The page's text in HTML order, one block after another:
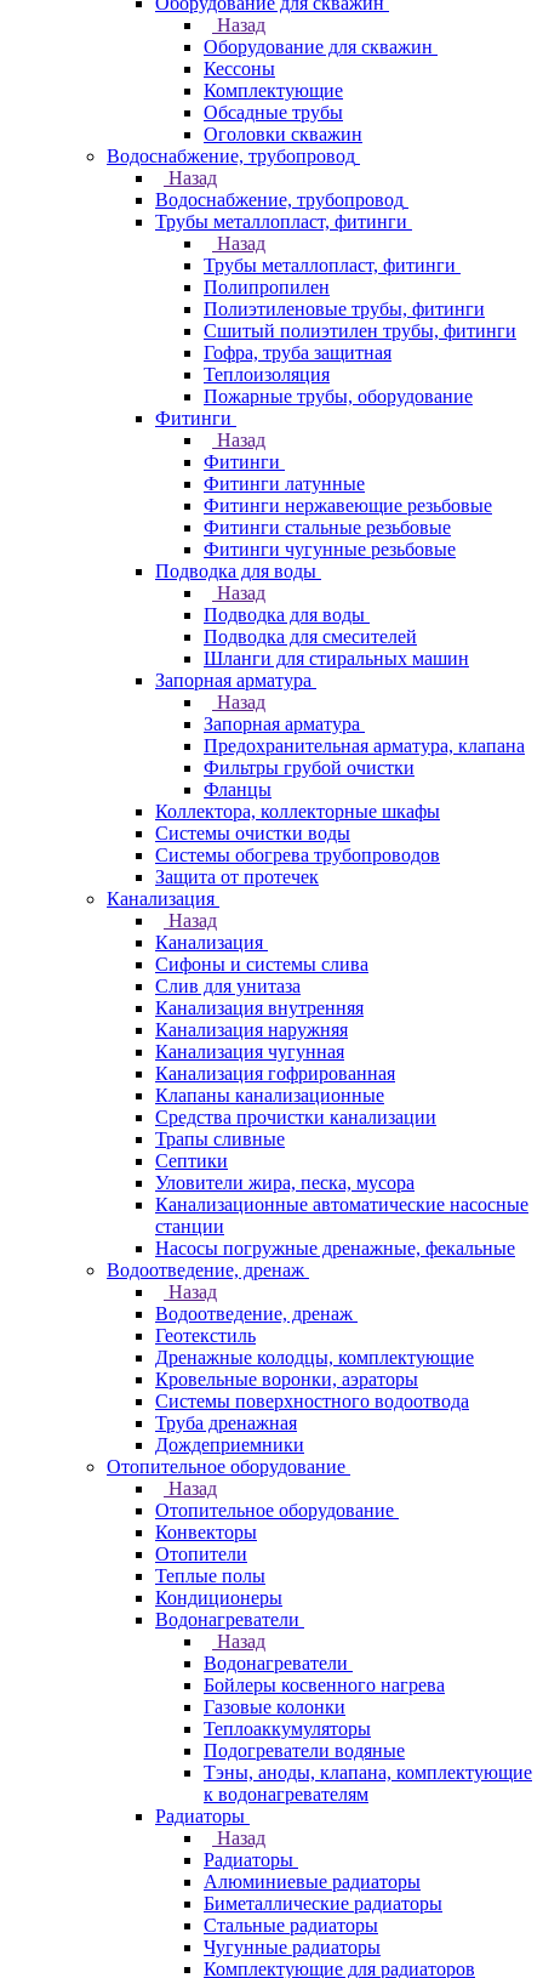
Назад
Оборудование для скважин
Кессоны
Комплектующие
Обсадные трубы
Оголовки скважин
Водоснабжение, трубопровод
Назад
Водоснабжение, трубопровод
Трубы металлопласт, фитинги
Назад
Трубы металлопласт, фитинги
Полипропилен
Полиэтиленовые трубы, фитинги
Сшитый полиэтилен трубы, фитинги
Гофра, труба защитная
Теплоизоляция
Пожарные трубы, оборудование
Фитинги
Назад
Фитинги
Фитинги латунные
Фитинги нержавеющие резьбовые
Фитинги стальные резьбовые
Фитинги чугунные резьбовые
Подводка для воды
Назад
Подводка для воды
Подводка для смесителей
Шланги для стиральных машин
Запорная арматура
Назад
Запорная арматура
Предохранительная арматура, клапана
Фильтры грубой очистки
Фланцы
Коллектора, коллекторные шкафы
Системы очистки воды
Системы обогрева трубопроводов
Защита от протечек
Канализация
Назад
Канализация
Сифоны и системы слива
Слив для унитаза
Канализация внутренняя
Канализация наружняя
Канализация чугунная
Канализация гофрированная
Клапаны канализационные
Средства прочистки канализации
Трапы сливные
Септики
Уловители жира, песка, мусора
Канализационные автоматические насосные
станции
Насосы погружные дренажные, фекальные
Водоотведение, дренаж
Назад
Водоотведение, дренаж
Геотекстиль
Дренажные колодцы, комплектующие
Кровельные воронки, аэраторы
Системы поверхностного водоотвода
Труба дренажная
Дождеприемники
Отопительное оборудование
Назад
Отопительное оборудование
Конвекторы
Отопители
Теплые полы
Кондиционеры
Водонагреватели
Назад
Водонагреватели
Бойлеры косвенного нагрева
Газовые колонки
Теплоаккумуляторы
Подогреватели водяные
Тэны, аноды, клапана, комплектующие
к водонагревателям
Радиаторы
Назад
Радиаторы
Алюминиевые радиаторы
Биметаллические радиаторы
Стальные радиаторы
Чугунные радиаторы
Комплектующие для радиаторов